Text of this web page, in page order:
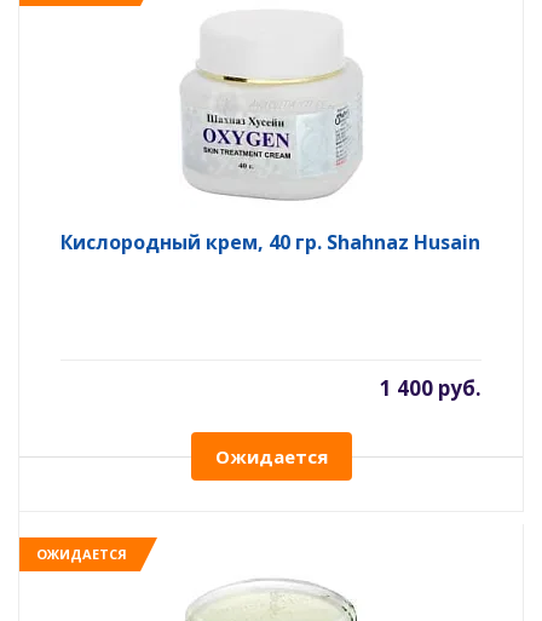
Кислородный крем, 40 гр. Shahnaz Husain
1 400 руб.
Ожидается
ОЖИДАЕТСЯ